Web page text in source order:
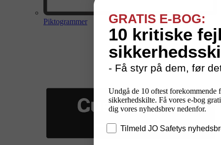
Piktogrammer GRATIS E-BOG:
10 kritiske
- Få styr på dem, før
Undgå de 10 oftest forekommende
sikkerhedskilte. Få vores e-bog
dig vores nyhedsbrev nedenfor.
Tilmeld JO Safetys